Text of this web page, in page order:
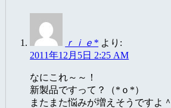
ｒｉｅ* より:
2011年12月5日 2:25 AM
なにこれ～～！
新製品ですって？（*ｏ*）
またまた悩みが増えそうですよ＾